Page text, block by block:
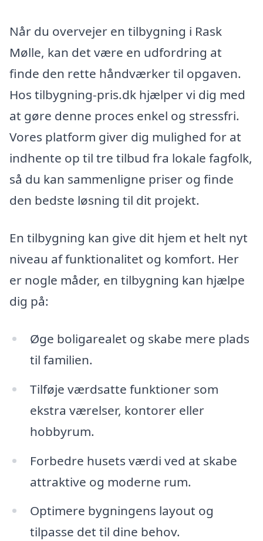
Når du overvejer en tilbygning i Rask
Mølle, kan det være en udfordring at
finde den rette håndværker til opgaven.
Hos tilbygning-pris.dk hjælper vi dig med
at gøre denne proces enkel og stressfri.
Vores platform giver dig mulighed for at
indhente op til tre tilbud fra lokale fagfolk,
så du kan sammenligne priser og finde
den bedste løsning til dit projekt.
En tilbygning kan give dit hjem et helt nyt
niveau af funktionalitet og komfort. Her
er nogle måder, en tilbygning kan hjælpe
dig på:
Øge boligarealet og skabe mere plads
til familien.
Tilføje værdsatte funktioner som
ekstra værelser, kontorer eller
hobbyrum.
Forbedre husets værdi ved at skabe
attraktive og moderne rum.
Optimere bygningens layout og
tilpasse det til dine behov.